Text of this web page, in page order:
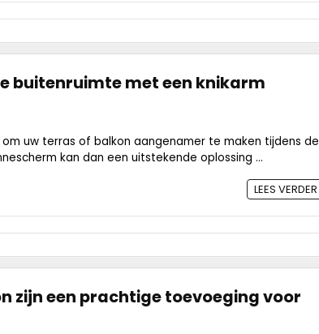
buitenruimte met een knikarm
uw terras of balkon aangenamer te maken tijdens de
kan dan een uitstekende oplossing ...
LEES VERDER
zijn een prachtige toevoeging voor